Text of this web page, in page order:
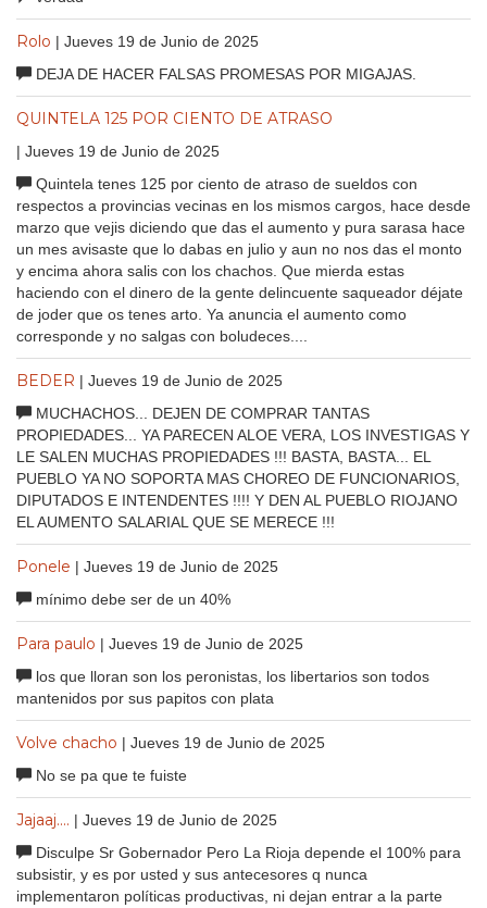
Rolo | Jueves 19 de Junio de 2025
DEJA DE HACER FALSAS PROMESAS POR MIGAJAS.
QUINTELA 125 POR CIENTO DE ATRASO
| Jueves 19 de Junio de 2025
Quintela tenes 125 por ciento de atraso de sueldos con
respectos a provincias vecinas en los mismos cargos, hace desde
marzo que vejis diciendo que das el aumento y pura sarasa hace
un mes avisaste que lo dabas en julio y aun no nos das el monto
y encima ahora salis con los chachos. Que mierda estas
haciendo con el dinero de la gente delincuente saqueador déjate
de joder que os tenes arto. Ya anuncia el aumento como
corresponde y no salgas con boludeces....
BEDER | Jueves 19 de Junio de 2025
MUCHACHOS... DEJEN DE COMPRAR TANTAS
PROPIEDADES... YA PARECEN ALOE VERA, LOS INVESTIGAS Y
LE SALEN MUCHAS PROPIEDADES !!! BASTA, BASTA... EL
PUEBLO YA NO SOPORTA MAS CHOREO DE FUNCIONARIOS,
DIPUTADOS E INTENDENTES !!!! Y DEN AL PUEBLO RIOJANO
EL AUMENTO SALARIAL QUE SE MERECE !!!
Ponele | Jueves 19 de Junio de 2025
mínimo debe ser de un 40%
Para paulo | Jueves 19 de Junio de 2025
los que lloran son los peronistas, los libertarios son todos
mantenidos por sus papitos con plata
Volve chacho | Jueves 19 de Junio de 2025
No se pa que te fuiste
Jajaaj.... | Jueves 19 de Junio de 2025
Disculpe Sr Gobernador Pero La Rioja depende el 100% para
subsistir, y es por usted y sus antecesores q nunca
implementaron políticas productivas, ni dejan entrar a la parte